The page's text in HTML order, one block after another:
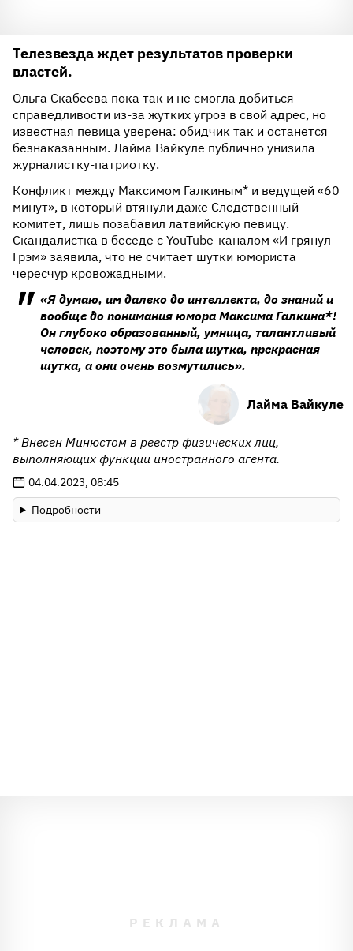
Телезвезда ждет результатов проверки
властей.
Ольга Скабеева пока так и не смогла добиться
справедливости из-за жутких угроз в свой адрес, но
известная певица уверена: обидчик так и останется
безнаказанным. Лайма Вайкуле публично унизила
журналистку-патриотку.
Конфликт между Максимом Галкиным* и ведущей «60
минут», в который втянули даже Следственный
комитет, лишь позабавил латвийскую певицу.
Скандалистка в беседе с YouTube-каналом «И грянул
Грэм» заявила, что не считает шутки юмориста
чересчур кровожадными.
«Я думаю, им далеко до интеллекта, до знаний и
вообще до понимания юмора Максима Галкина*!
Он глубоко образованный, умница, талантливый
человек, поэтому это была шутка, прекрасная
шутка, а они очень возмутились».
Лайма Вайкуле
* Внесен Минюстом в реестр физических лиц,
выполняющих функции иностранного агента.
04.04.2023, 08:45
Подробности